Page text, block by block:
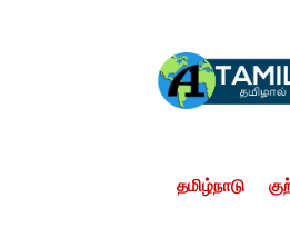
தமிழ்நாடு